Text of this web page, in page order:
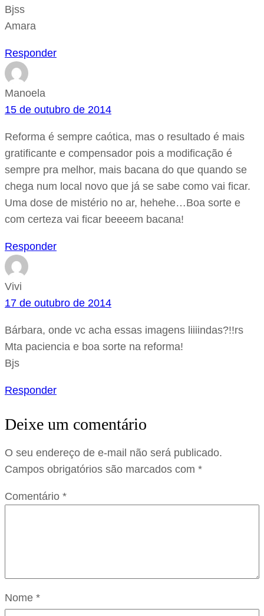
Bjss
Amara
Responder
Manoela
15 de outubro de 2014
Reforma é sempre caótica, mas o resultado é mais
gratificante e compensador pois a modificação é
sempre pra melhor, mais bacana do que quando se
chega num local novo que já se sabe como vai ficar.
Uma dose de mistério no ar, hehehe…Boa sorte e
com certeza vai ficar beeeem bacana!
Responder
Vivi
17 de outubro de 2014
Bárbara, onde vc acha essas imagens liiiindas?!!rs
Mta paciencia e boa sorte na reforma!
Bjs
Responder
Deixe um comentário
O seu endereço de e-mail não será publicado.
Campos obrigatórios são marcados com *
Comentário *
Nome *